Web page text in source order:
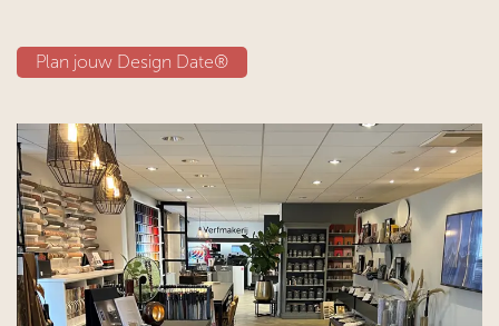
Plan jouw D​​esign Date®